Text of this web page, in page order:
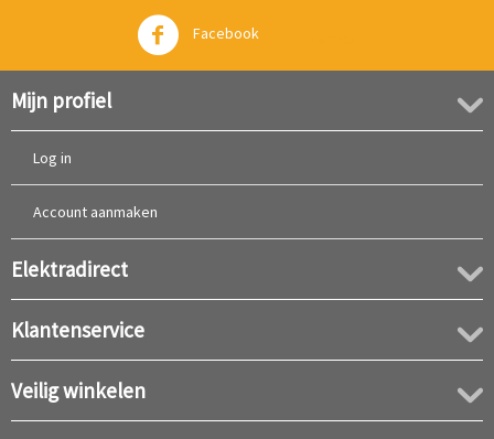
Facebook
Mijn profiel
Log in
Account aanmaken
Elektradirect
Klantenservice
Veilig winkelen